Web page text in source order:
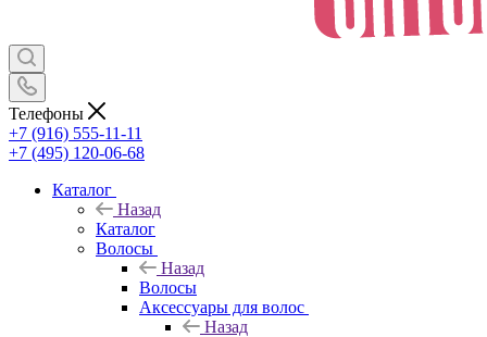
Телефоны
+7 (916) 555-11-11
+7 (495) 120-06-68
Каталог
Назад
Каталог
Волосы
Назад
Волосы
Аксессуары для волос
Назад